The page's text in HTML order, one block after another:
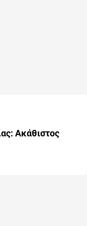
Ακάθιστος